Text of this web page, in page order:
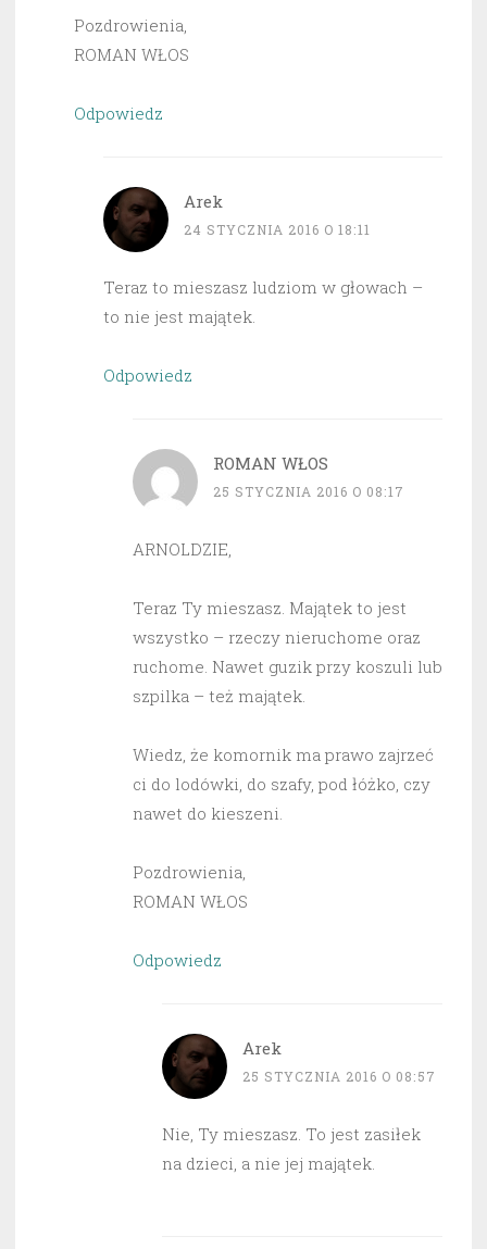
Pozdrowienia,
ROMAN WŁOS
Odpowiedz
Arek
24 STYCZNIA 2016 O 18:11
Teraz to mieszasz ludziom w głowach –
to nie jest majątek.
Odpowiedz
ROMAN WŁOS
25 STYCZNIA 2016 O 08:17
ARNOLDZIE,
Teraz Ty mieszasz. Majątek to jest
wszystko – rzeczy nieruchome oraz
ruchome. Nawet guzik przy koszuli lub
szpilka – też majątek.
Wiedz, że komornik ma prawo zajrzeć
ci do lodówki, do szafy, pod łóżko, czy
nawet do kieszeni.
Pozdrowienia,
ROMAN WŁOS
Odpowiedz
Arek
25 STYCZNIA 2016 O 08:57
Nie, Ty mieszasz. To jest zasiłek
na dzieci, a nie jej majątek.